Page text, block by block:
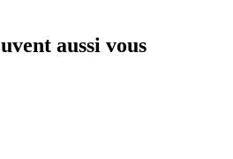
aussi vous